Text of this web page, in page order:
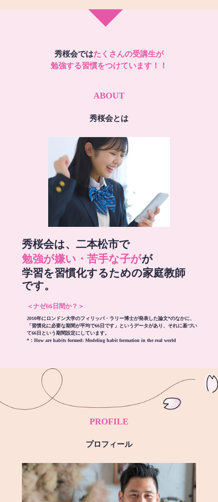
秀桜会ではたくさんの受講生が
勉強する習慣をつけています！！
ABOUT
秀桜会とは
秀桜会は、二本松市で
勉強が嫌い・苦手な子がが
学習を習慣化するための家庭教師
です。
＜ナゼ66日間か？＞
2010年にロンドン大学のフィリッパ・ラリー博士が発表した論文*のなかに、
「習慣化に必要な期間が平均で66日です」というデータがあり、それに基づい
て66日という期間設定にしています。
*： How are habits formed: Modeling habit formation in the real world
PROFILE
プロフィール